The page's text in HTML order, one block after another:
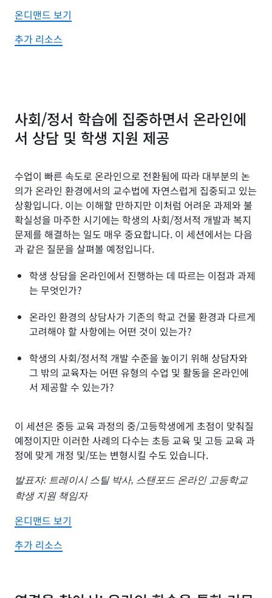
온디맨드 보기
추가 리소스
사회/정서 학습에 집중하면서 온라인에
서 상담 및 학생 지원 제공
수업이 빠른 속도로 온라인으로 전환됨에 따라 대부분의 논
의가 온라인 환경에서의 교수법에 자연스럽게 집중되고 있는
상황입니다. 이는 이해할 만하지만 이처럼 어려운 과제와 불
확실성을 마주한 시기에는 학생의 사회/정서적 개발과 복지
문제를 해결하는 일도 매우 중요합니다. 이 세션에서는 다음
과 같은 질문을 살펴볼 예정입니다.
학생 상담을 온라인에서 진행하는 데 따르는 이점과 과제
는 무엇인가?
온라인 환경의 상담사가 기존의 학교 건물 환경과 다르게
고려해야 할 사항에는 어떤 것이 있는가?
학생의 사회/정서적 개발 수준을 높이기 위해 상담자와
그 밖의 교육자는 어떤 유형의 수업 및 활동을 온라인에
서 제공할 수 있는가?
이 세션은 중등 교육 과정의 중/고등학생에게 초점이 맞춰질
예정이지만 이러한 사례의 다수는 초등 교육 및 고등 교육 과
정에 맞게 개정 및/또는 변형시킬 수도 있습니다.
발표자: 트레이시 스틸 박사, 스탠포드 온라인 고등학교
학생 지원 책임자
온디맨드 보기
추가 리소스